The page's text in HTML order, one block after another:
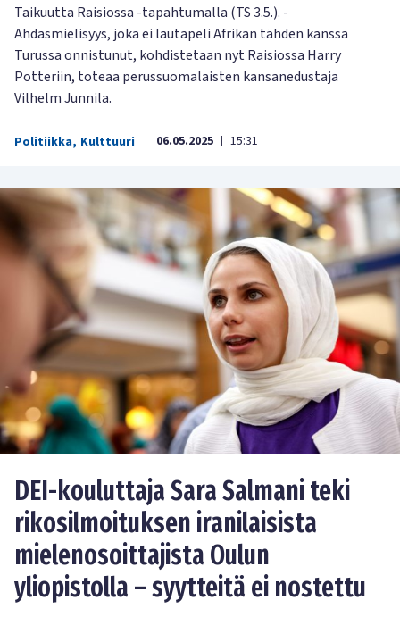
Taikuutta Raisiossa -tapahtumalla (TS 3.5.). -
Ahdasmielisyys, joka ei lautapeli Afrikan tähden kanssa
Turussa onnistunut, kohdistetaan nyt Raisiossa Harry
Potteriin, toteaa perussuomalaisten kansanedustaja
Vilhelm Junnila.
Politiikka, Kulttuuri 06.05.2025 | 15:31
DEI-kouluttaja Sara Salmani teki
rikosilmoituksen iranilaisista
mielenosoittajista Oulun
yliopistolla – syytteitä ei nostettu